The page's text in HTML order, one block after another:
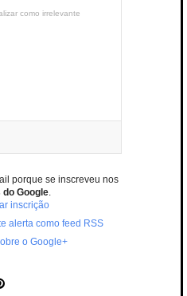
como irrelevante
porque se inscreveu nos
Google.
inscrição
alerta como feed RSS
o Google+